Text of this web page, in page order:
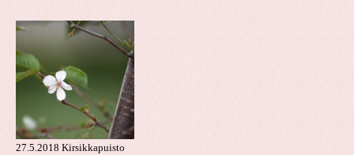
27.5.2018 Kirsikkapuisto